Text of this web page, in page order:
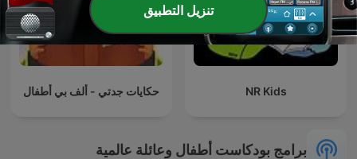
NR Kids حكايات جدتي - ألف بي أطفال
برامج بودكاست أطفال وعائلة عالمية
تنزيل التطبيق